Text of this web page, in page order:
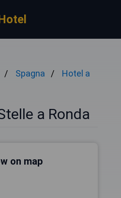
Spagna
Hotel a
a Ronda
on map